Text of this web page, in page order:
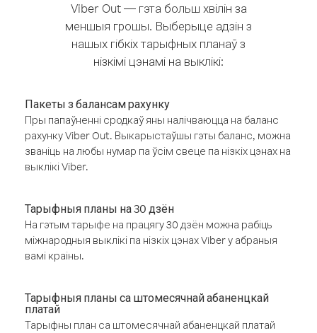
Viber Out — гэта больш хвілін за
меншыя грошы. Выберыце адзін з
нашых гібкіх тарыфных планаў з
нізкімі цэнамі на выклікі:
Пакеты з балансам рахунку
Пры папаўненні сродкаў яны налічваюцца на баланс
рахунку Viber Out. Выкарыстаўшы гэты баланс, можна
званіць на любы нумар па ўсім свеце па нізкіх цэнах на
выклікі Viber.
Тарыфныя планы на 30 дзён
На гэтым тарыфе на працягу 30 дзён можна рабіць
міжнародныя выклікі па нізкіх цэнах Viber у абраныя
вамі краіны.
Тарыфныя планы са штомесячнай абаненцкай
платай
Тарыфны план са штомесячнай абаненцкай платай